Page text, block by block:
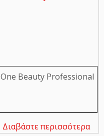
One Beauty Professional
Διαβάστε περισσότερα